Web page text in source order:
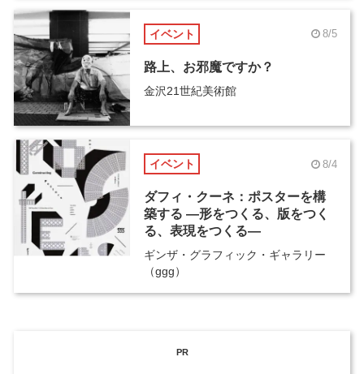
イベント 8/5
路上、お邪魔ですか？
金沢21世紀美術館
イベント 8/4
ダフィ・クーネ：ポスターを構
築する ―形をつくる、版をつく
る、表現をつくる―
ギンザ・グラフィック・ギャラリー
（ggg）
PR